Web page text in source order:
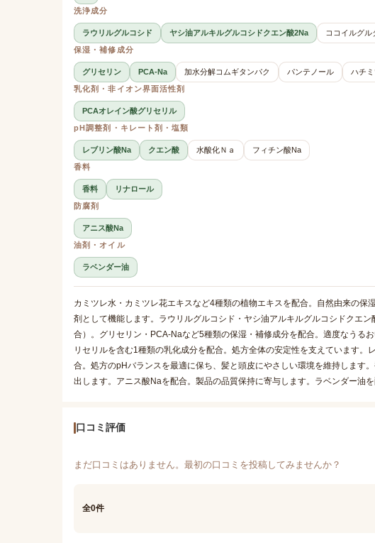
洗浄成分
ラウリルグルコシド ヤシ油アルキルグルコシドクエン酸2Na ココイルグル
保湿・補修成分
グリセリン PCA-Na 加水分解コムギタンパク パンテノール
ハチ
乳化剤・非イオン界面活性剤
PCAオレイン酸グリセリル
pH調整剤・キレート剤・塩類
レブリン酸Na クエン酸 水酸化Ｎａ
フィチン酸Na
香料
香料
リナロール
防腐剤
アニス酸Na
油剤・オイル
ラベンダー油
カミツレ水・カミツレ花エキスなど4種類の植物エキスを配合。自然由来の
剤として機能します。ラウリルグルコシド・ヤシ油アルキルグルコシドクエ
合）。グリセリン・PCA-Naなど5種類の保湿・補修成分を配合。適度なうる
リセリルを含む1種類の乳化成分を配合。処方全体の安定性を支えています
合。処方のpHバランスを最適に保ち、髪と頭皮にやさしい環境を維持します
出します。アニス酸Naを配合。製品の品質保持に寄与します。ラベンダー油
口コミ評価
まだ口コミはありません。最初の口コミを投稿してみませんか？
全0件